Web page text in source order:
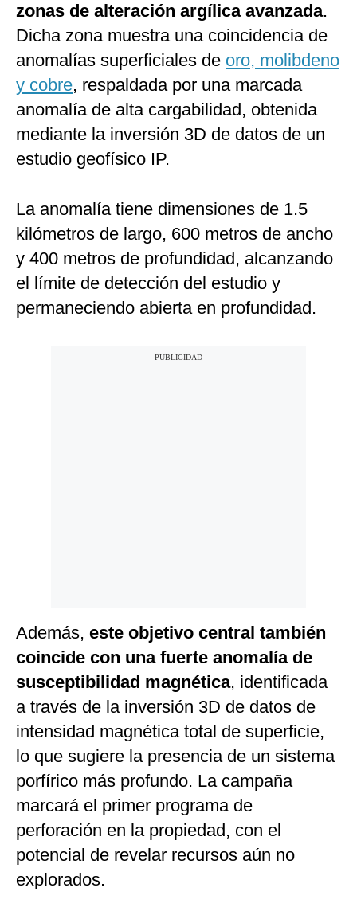
zonas de alteración argílica avanzada.
Dicha zona muestra una coincidencia de
anomalías superficiales de oro, molibdeno
y cobre, respaldada por una marcada
anomalía de alta cargabilidad, obtenida
mediante la inversión 3D de datos de un
estudio geofísico IP.
La anomalía tiene dimensiones de 1.5
kilómetros de largo, 600 metros de ancho
y 400 metros de profundidad, alcanzando
el límite de detección del estudio y
permaneciendo abierta en profundidad.
Además, este objetivo central también
coincide con una fuerte anomalía de
susceptibilidad magnética, identificada
a través de la inversión 3D de datos de
intensidad magnética total de superficie,
lo que sugiere la presencia de un sistema
porfírico más profundo. La campaña
marcará el primer programa de
perforación en la propiedad, con el
potencial de revelar recursos aún no
explorados.